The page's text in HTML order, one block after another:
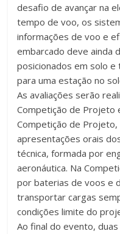
desafio de avançar na
tempo de voo, os
informações de voo e
embarcado deve ainda
posicionados em solo
para uma estação no
As avaliações serão
Competição de Projeto
Competição de
apresentações orais
técnica, formada por
aeronáutica. Na
por baterias de voos e
transportar cargas
condições limite do
Ao final do evento,